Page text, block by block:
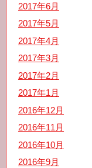
2017年6月
2017年5月
2017年4月
2017年3月
2017年2月
2017年1月
2016年12月
2016年11月
2016年10月
2016年9月